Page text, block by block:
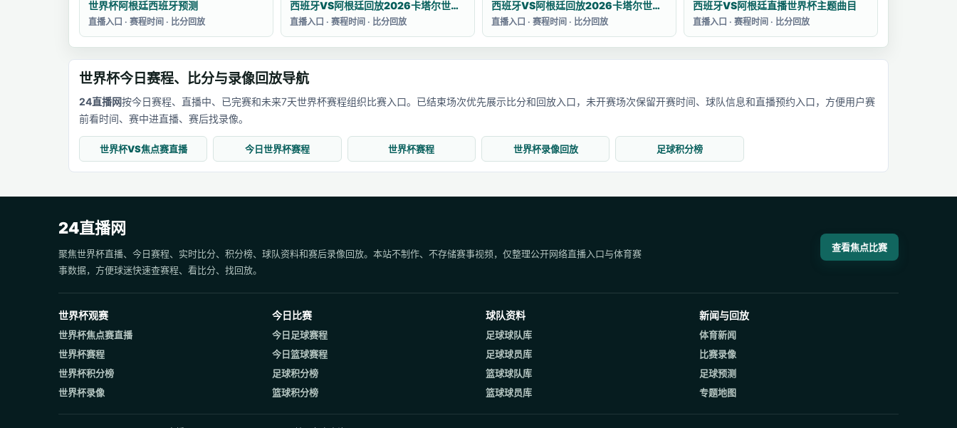
世界杯阿根廷西班牙预测
直播入口 · 赛程时间 · 比分回放
西班牙VS阿根廷回放2026卡塔尔世界杯赛
直播入口 · 赛程时间 · 比分回放
西班牙VS阿根廷回放2026卡塔尔世界杯
直播入口 · 赛程时间 · 比分回放
西班牙VS阿根廷直播世界杯主题曲目
直播入口 · 赛程时间 · 比分回放
世界杯今日赛程、比分与录像回放导航
24直播网按今日赛程、直播中、已完赛和未来7天世界杯赛程组织比赛入口。已结束场次优先展示比分和回放入口，未开赛场次保留开赛时间、球队信息和直播预约入口，方便用户赛
前看时间、赛中进直播、赛后找录像。
世界杯VS焦点赛直播 今日世界杯赛程 世界杯赛程 世界杯录像回放 足球积分榜
24直播网
聚焦世界杯直播、今日赛程、实时比分、积分榜、球队资料和赛后录像回放。本站不制作、不存储赛事视频，仅整理公开网络直播入口与体育赛
事数据，方便球迷快速查赛程、看比分、找回放。
查看焦点比赛
世界杯观赛
世界杯焦点赛直播
世界杯赛程
世界杯积分榜
世界杯录像
今日比赛
今日足球赛程
今日篮球赛程
足球积分榜
篮球积分榜
球队资料
足球球队库
足球球员库
篮球球队库
篮球球员库
新闻与回放
体育新闻
比赛录像
足球预测
专题地图